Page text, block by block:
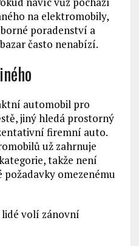
na elektromobily,
poradenství a
často nenabízí.
automobil pro
jiný hledá prostorný
firemní auto.
už zahrnuje
takže není
omezenému
lidé volí zánovní